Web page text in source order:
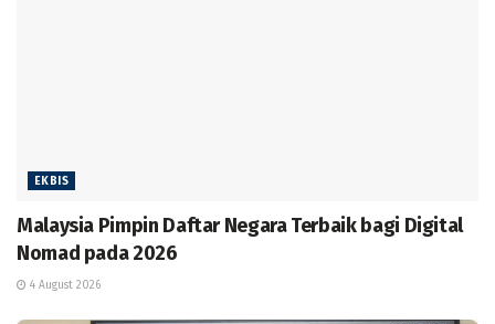
EKBIS
Malaysia Pimpin Daftar Negara Terbaik bagi Digital
Nomad pada 2026
4 August 2026